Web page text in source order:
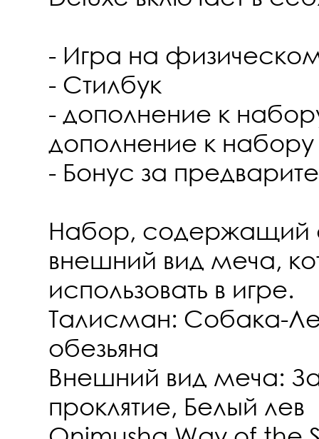
- Игра на
- Стилбук
- дополнение к
дополнение к
- Бонус за
Набор, содержащий
внешний вид меча,
использовать в игре.
Талисман: Собака-
обезьяна
Внешний вид меча:
проклятие, Белый лев